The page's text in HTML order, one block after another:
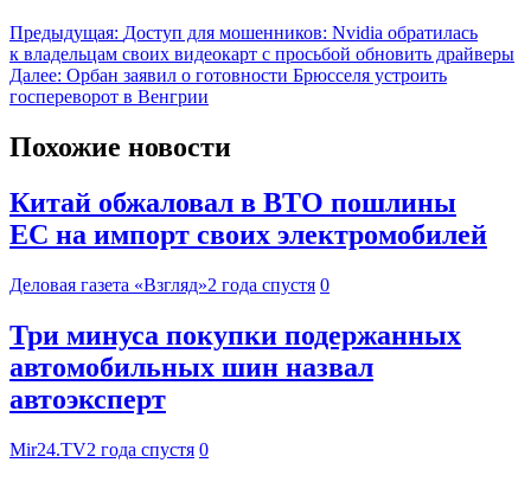
Предыдущая: Доступ для мошенников: Nvidia обратилась
к владельцам своих видеокарт с просьбой обновить драйверы
Далее: Орбан заявил о готовности Брюсселя устроить
госпереворот в Венгрии
Похожие новости
Китай обжаловал в ВТО пошлины
ЕС на импорт своих электромобилей
Деловая газета «Взгляд»2 года спустя 0
Три минуса покупки подержанных
автомобильных шин назвал
автоэксперт
Mir24.TV2 года спустя 0